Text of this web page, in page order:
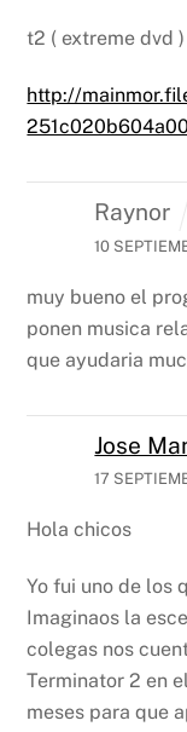
t2 ( extreme dvd )
http://
Raynor
10
muy bueno el
ponen musica
que ayudaria
Jose
17
Hola chicos
Yo fui uno de los
Imaginaos la
colegas nos
Terminator 2 en
meses para que